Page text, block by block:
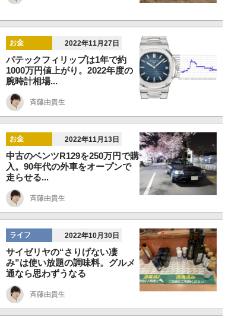
お金 2022年11月27日
パテックフィリップは1年で約
1000万円値上がり。2022年度の
腕時計相場...
斉藤由貴生
お金 2022年11月13日
中古のベンツR129を250万円で購
入。90年代の外車をオープンで
走らせる...
斉藤由貴生
ライフ 2022年10月30日
サイゼリヤの“さりげない凄
み”は使い放題の調味料。グルメ
通なら思わずうなる
斉藤由貴生